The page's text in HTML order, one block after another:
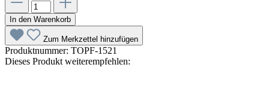
In den Warenkorb
Zum Merkzettel hinzufügen
Produktnummer: TOPF-1521
Dieses Produkt weiterempfehlen: